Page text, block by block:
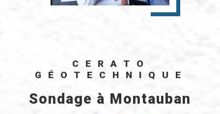
CERATO
GÉOTECHNIQUE
sondage à Montauban